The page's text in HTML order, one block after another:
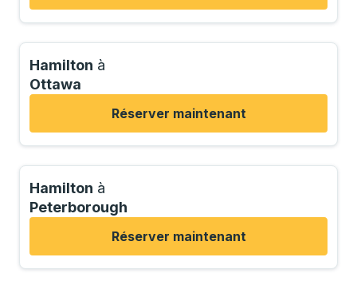
Hamilton à
Ottawa
Réserver maintenant
Hamilton à
Peterborough
Réserver maintenant